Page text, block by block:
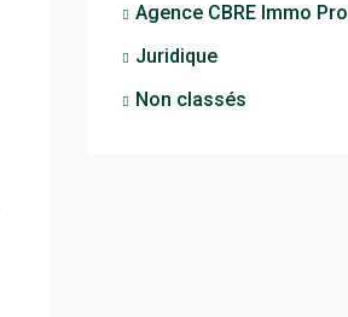
Agence CBRE Immo Pro
Juridique
Non classés